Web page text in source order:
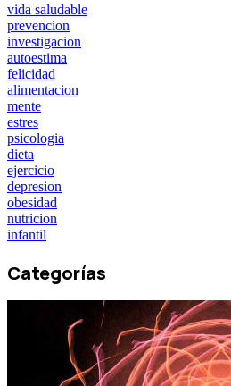
vida saludable
prevencion
investigacion
autoestima
felicidad
alimentacion
mente
estres
psicologia
dieta
ejercicio
depresion
obesidad
nutricion
infantil
Categorías